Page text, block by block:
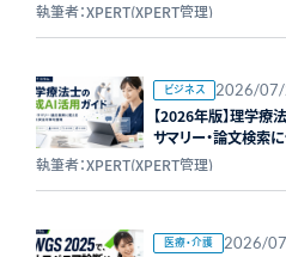
執筆者：XPERT(XPERT管理)
ビジネス 2026/
【2026年版】理学療
サマリー・論文検索
執筆者：XPERT(XPERT管理)
医療・介護 2026/